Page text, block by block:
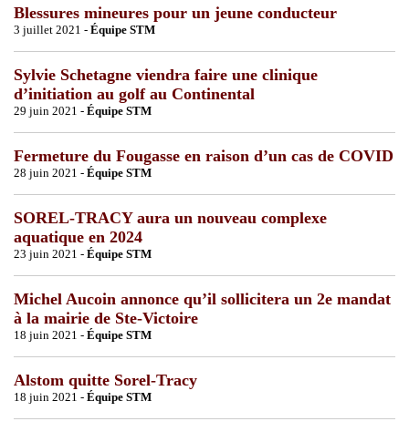
Blessures mineures pour un jeune conducteur
3 juillet 2021 - Équipe STM
Sylvie Schetagne viendra faire une clinique
d’initiation au golf au Continental
29 juin 2021 - Équipe STM
Fermeture du Fougasse en raison d’un cas de COVID
28 juin 2021 - Équipe STM
SOREL-TRACY aura un nouveau complexe
aquatique en 2024
23 juin 2021 - Équipe STM
Michel Aucoin annonce qu’il sollicitera un 2e mandat
à la mairie de Ste-Victoire
18 juin 2021 - Équipe STM
Alstom quitte Sorel-Tracy
18 juin 2021 - Équipe STM